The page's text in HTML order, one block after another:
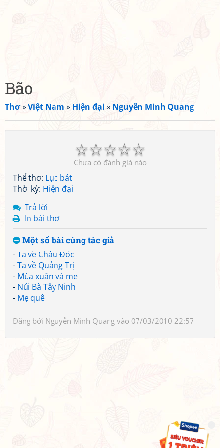
Bão
Thơ»Việt Nam » Hiện đại » Nguyễn Minh Quang
☆
☆
☆
☆
☆
Chưa có đánh giá nào
Thể thơ: Lục bát
Thời kỳ: Hiện đại
Trả lời
In bài thơ
Một số bài cùng tác giả
-Ta về Châu Đốc
-Ta về Quảng Trị
- Mùa xuân và mẹ
- Núi Bà Tây Ninh
- Mẹ quê
Đăng bởi Nguyễn Minh Quang vào 07/03/2010 22:57